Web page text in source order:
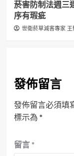
菸害防制法週三
序有瑕疵
世衛菸草減害專家 王
發佈留言
發佈留言必須填
標示為 *
留言 *